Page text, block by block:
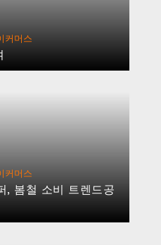
커머스
커머스
, 봄철 소비 트렌드공